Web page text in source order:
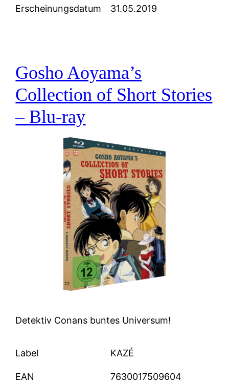
Erscheinungsdatum 31.05.2019
Gosho Aoyama’s
Collection of Short Stories
– Blu-ray
Detektiv Conans buntes Universum!
Label KAZÉ
EAN 7630017509604